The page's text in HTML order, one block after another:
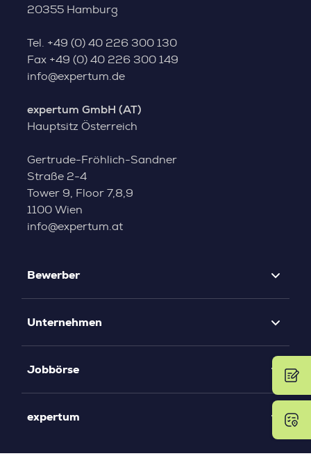
20355 Hamburg
Tel. +49 (0) 40 226 300 130
Fax +49 (0) 40 226 300 149
info@expertum.de
expertum GmbH (AT)
Hauptsitz Österreich
Gertrude-Fröhlich-Sandner
Straße 2-4
Tower 9, Floor 7,8,9
1100 Wien
info@expertum.at
Bewerber
Unternehmen
Jobbörse
expertum